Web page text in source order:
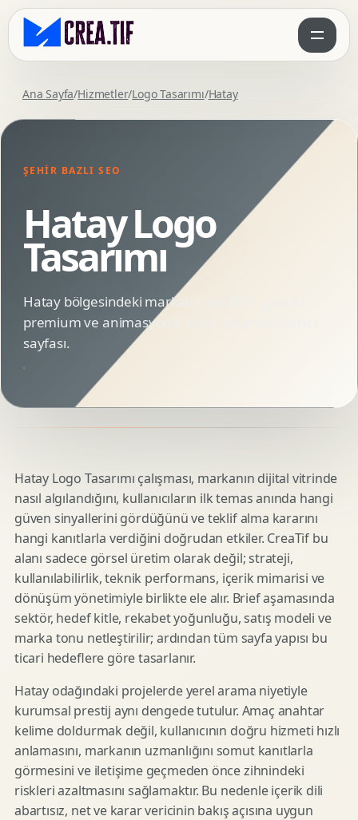
Ana Sayfa/Hizmetler/Logo Tasarımı/Hatay
ŞEHIR BAZLI SEO
Hatay Logo
Tasarımı
Hatay bölgesindeki markalar için SEO uyumlu,
premium ve animasyonlu Logo Tasarımı hizmet
sayfası.
Hatay Logo Tasarımı çalışması, markanın dijital vitrinde
nasıl algılandığını, kullanıcıların ilk temas anında hangi
güven sinyallerini gördüğünü ve teklif alma kararını
hangi kanıtlarla verdiğini doğrudan etkiler. CreaTif bu
alanı sadece görsel üretim olarak değil; strateji,
kullanılabilirlik, teknik performans, içerik mimarisi ve
dönüşüm yönetimiyle birlikte ele alır. Brief aşamasında
sektör, hedef kitle, rekabet yoğunluğu, satış modeli ve
marka tonu netleştirilir; ardından tüm sayfa yapısı bu
ticari hedeflere göre tasarlanır.
Hatay odağındaki projelerde yerel arama niyetiyle
kurumsal prestij aynı dengede tutulur. Amaç anahtar
kelime doldurmak değil, kullanıcının doğru hizmeti hızlı
anlamasını, markanın uzmanlığını somut kanıtlarla
görmesini ve iletişime geçmeden önce zihnindeki
riskleri azaltmasını sağlamaktır. Bu nedenle içerik dili
abartısız, net ve karar vericinin bakış açısına uygun